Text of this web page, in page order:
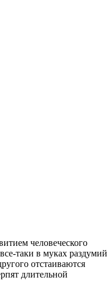
человеческого
таки в муках раздумий
отстаиваются
длительной